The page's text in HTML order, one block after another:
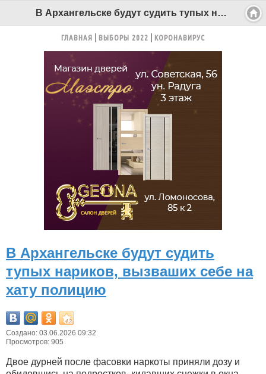
В Архангельске будут судить тупых нариков, вызваших себе на хату полицию - Беломорканал Северодвинск tv29.ru
ГЛАВНАЯ ВЫБОРЫ 2022 КОРОНАВИРУС
В Архангельске будут судить
тупых нариков, вызваших себе на
хату полицию
Создано: 03.06.2026 09:32
Просмотров: 905
Двое дурней после фасовки наркоты приняли дозу и